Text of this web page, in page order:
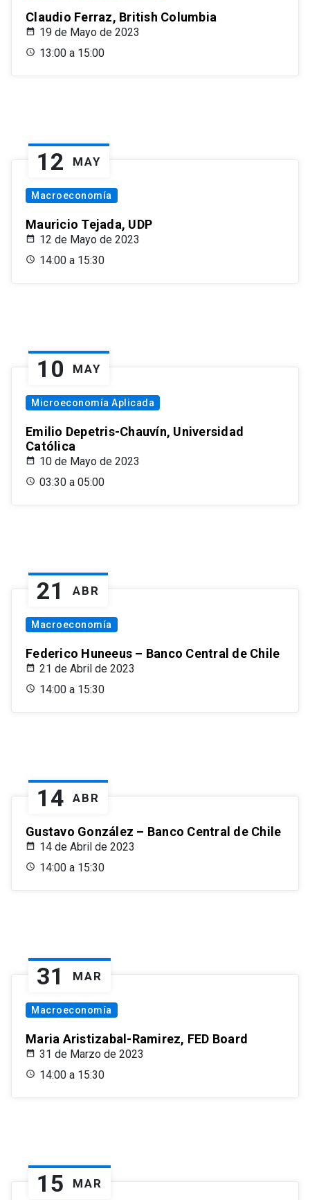
Claudio Ferraz, British Columbia
19 de Mayo de 2023
13:00 a 15:00
12 MAY
Macroeconomía
Mauricio Tejada, UDP
12 de Mayo de 2023
14:00 a 15:30
10 MAY
Microeconomía Aplicada
Emilio Depetris-Chauvín, Universidad
Católica
10 de Mayo de 2023
03:30 a 05:00
21 ABR
Macroeconomía
Federico Huneeus – Banco Central de Chile
21 de Abril de 2023
14:00 a 15:30
14 ABR
Gustavo González – Banco Central de Chile
14 de Abril de 2023
14:00 a 15:30
31 MAR
Macroeconomía
Maria Aristizabal-Ramirez, FED Board
31 de Marzo de 2023
14:00 a 15:30
15 MAR